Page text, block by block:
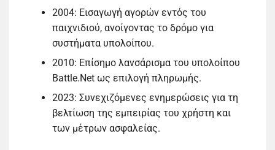
2004: Εισαγωγή αγορών εντός του
παιχνιδιού, ανοίγοντας το δρόμο για
συστήματα υπολοίπου.
2010: Επίσημο λανσάρισμα του υπολοίπου
Battle.Net ως επιλογή πληρωμής.
2023: Συνεχιζόμενες ενημερώσεις για τη
βελτίωση της εμπειρίας του χρήστη και
των μέτρων ασφαλείας.